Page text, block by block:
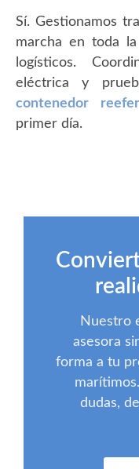
Sí. Gestionamos
marcha en toda
logísticos.
eléctrica y
contenedor reefer
primer día.
Nuestro
asesora
forma a tu
dudas,